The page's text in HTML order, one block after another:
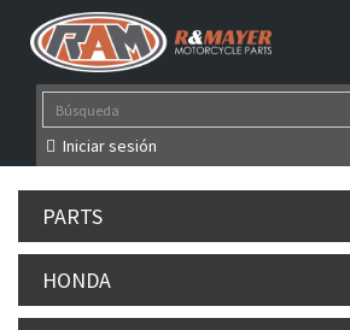
Iniciar sesión
PARTS
HONDA